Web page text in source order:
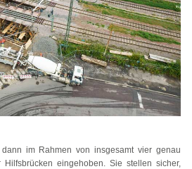
im Rahmen von insgesamt vier genau
eingehoben. Sie stellen sicher,